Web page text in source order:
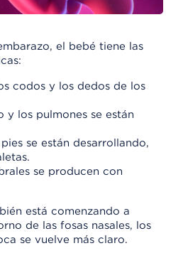
el bebé tiene las
codos y los dedos de los
y los pulmones se están
se están desarrollando,
se producen con
está comenzando a
de las fosas nasales, los
se vuelve más claro.